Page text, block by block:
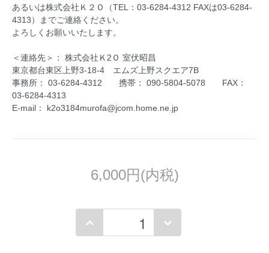
あるいは株式会社Ｋ２Ｏ（TEL：03-6284-4312 FAXは03-6284-
4313）までご連絡ください。
よろしくお願いいたします。
＜連絡先＞： 株式会社Ｋ2Ｏ 室伏昭昌
東京都台東区上野3-18-4 エムズ上野スクエア7B
事務所： 03-6284-4312 携帯： 090-5804-5078 FAX：
03-6284-4313
E-mail： k2o3184murofa@jcom.home.ne.jp
6,000円(内税)